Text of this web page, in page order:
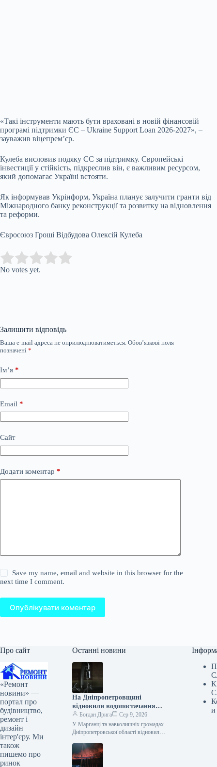
«Такі інструменти мають бути враховані в новій фінансовій
програмі підтримки ЄС – Ukraine Support Loan 2026-2027», –
зауважив віцепрем’єр.
Кулеба висловив подяку ЄС за підтримку. Європейські
інвестиції у стійкість, підкреслив він, є важливим ресурсом,
який допомагає Україні встояти.
Як інформував Укрінформ, Україна планує залучити гранти від
Міжнародного банку реконструкції та розвитку на відновлення
та реформи.
Євросоюз Гроші Відбудова Олексій Кулеба
Rate this item:
No votes yet.
Залишити відповідь
Ваша e-mail адреса не оприлюднюватиметься. Обов’язкові поля
позначені *
Ім’я *
Email *
Сайт
Додати коментар *
Save my name, email and website in this browser for the
next time I comment.
Опублікувати коментар
Про сайт
«Ремонт
новини» —
портал про
будівництво,
ремонт і
дизайн
інтер'єру. Ми
також
пишемо про
ринок
Останні новини
На Дніпропетровщині
відновили водопостачання
після тривалої аварії
Богдан Дрига
Сер 9, 2026
У Марганці та навколишніх громадах
Дніпропетровської області відновили
Роботи на аварійній ділянці завершені,
кадрові рішення прийняті. На
Дніпропетровщині…
и